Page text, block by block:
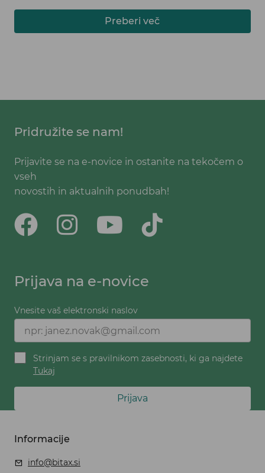
Preberi več
Pridružite se nam!
Prijavite se na e-novice in ostanite na tekočem o
vseh
novostih in aktualnih ponudbah!
Prijava na e-novice
Vnesite vaš elektronski naslov
Strinjam se s pravilnikom zasebnosti, ki ga najdete
Tukaj
Prijava
Informacije
info@bitax.si